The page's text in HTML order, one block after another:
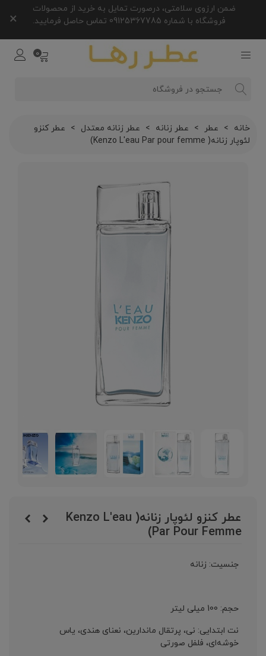
ضمن ارزوی سلامتی، درصورت تمایل به خرید از محصولات
فروشگاه با شماره 09125367785 تماس حاصل فرمایید.
×
0
خانه > عطر > عطر زنانه > عطر زنانه معتدل > عطر کنزو
لئوپار زنانه( Kenzo L'eau Par pour femme)
عطر کنزو لئوپار زنانه( Kenzo L'eau
Par Pour Femme)
جنسیت: زنانه
حجم: 100 میلی لیتر
نت ابتدایی: نی، پرتقال ماندارین، نعنای هندی، یاس
خوشه‌ای، فلفل صورتی